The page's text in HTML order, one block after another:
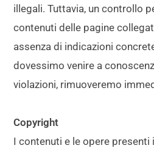
illegali. Tuttavia, un controllo
contenuti delle pagine
assenza di indicazioni
dovessimo venire a
violazioni, rimuoveremo
Copyright
I contenuti e le opere presenti